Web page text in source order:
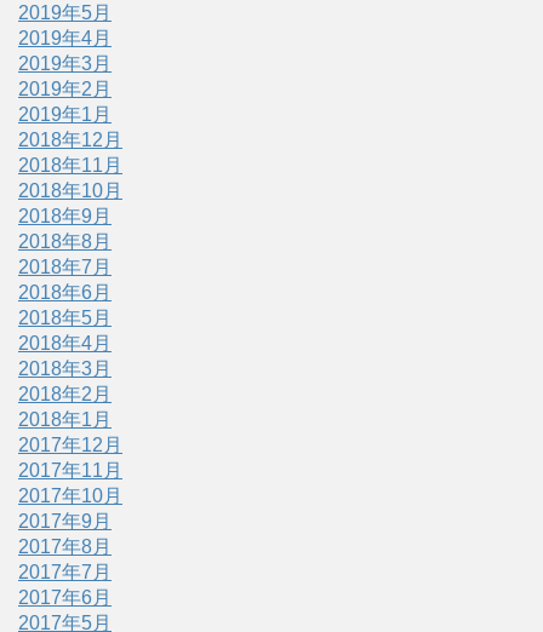
2019年5月
2019年4月
2019年3月
2019年2月
2019年1月
2018年12月
2018年11月
2018年10月
2018年9月
2018年8月
2018年7月
2018年6月
2018年5月
2018年4月
2018年3月
2018年2月
2018年1月
2017年12月
2017年11月
2017年10月
2017年9月
2017年8月
2017年7月
2017年6月
2017年5月